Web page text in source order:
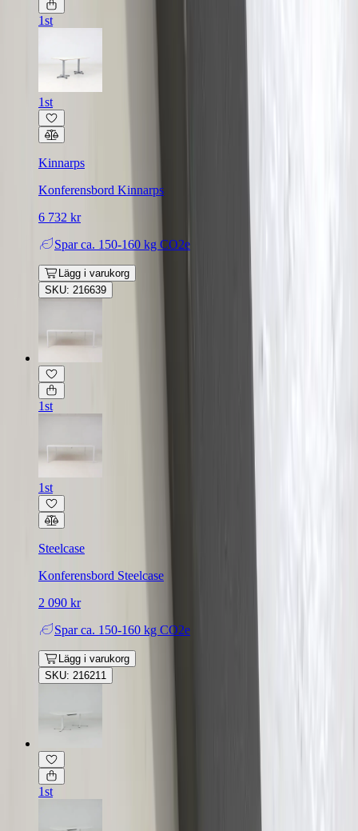
1st
1st
Kinnarps
Konferensbord Kinnarps
6 732 kr
Spar ca. 150-160 kg CO2e
Lägg i varukorg
SKU: 216639
1st
1st
Steelcase
Konferensbord Steelcase
2 090 kr
Spar ca. 150-160 kg CO2e
Lägg i varukorg
SKU: 216211
1st